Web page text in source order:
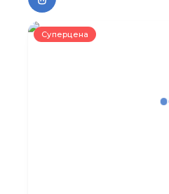
Суперцена